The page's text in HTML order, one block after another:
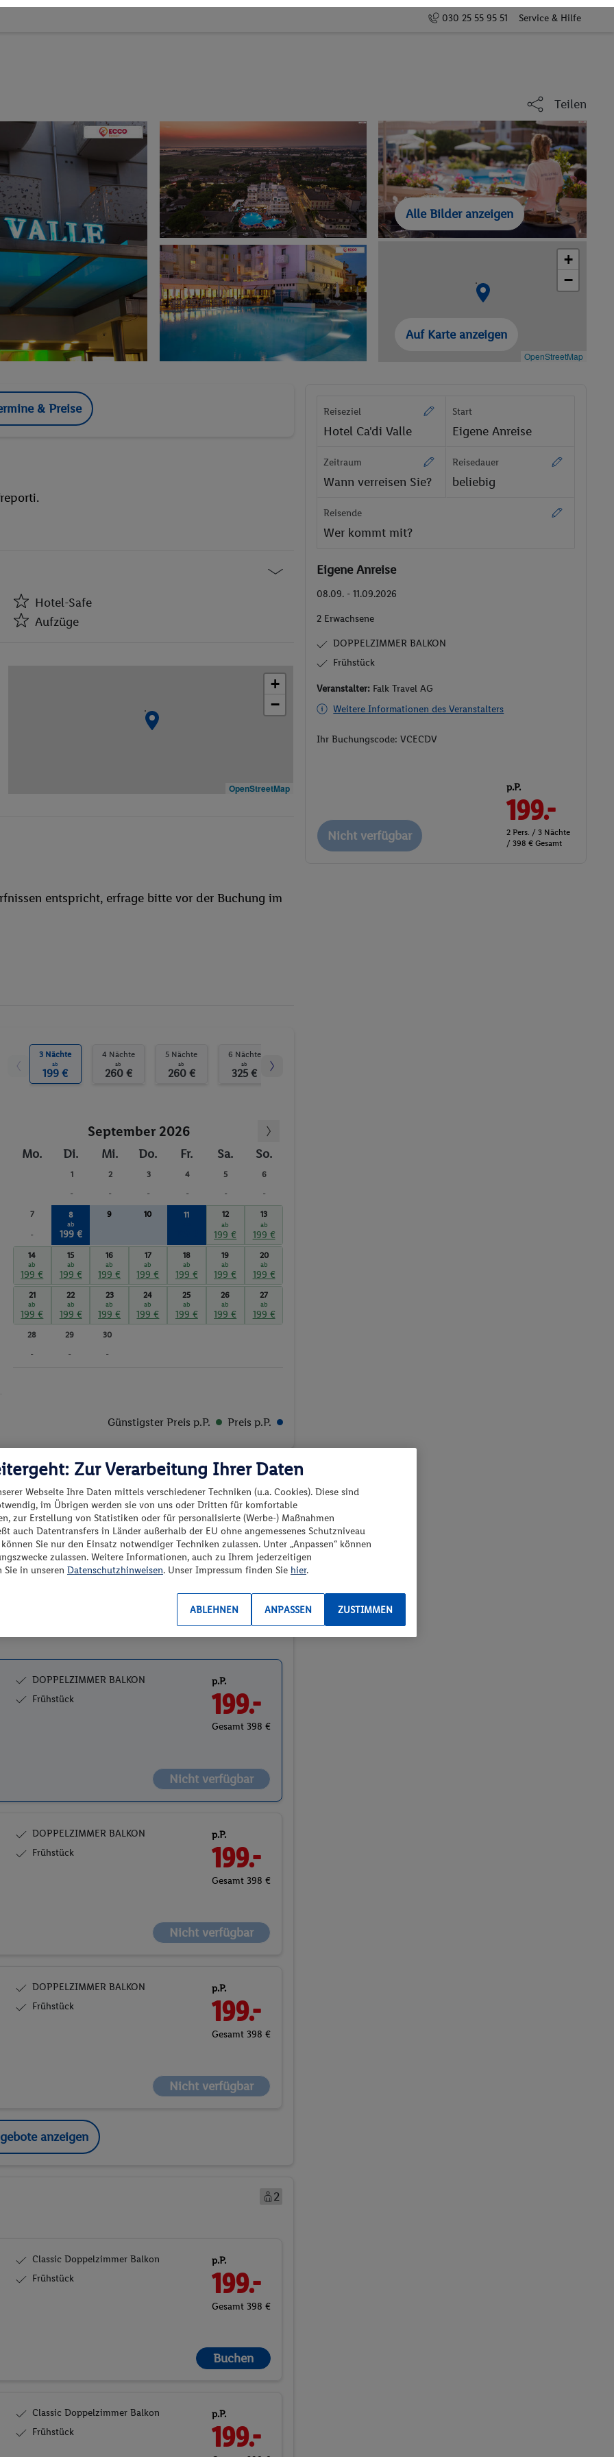
030 25 55 95 51 Service & Hilfe
Teilen
Alle Bilder anzeigen
+
−
OpenStreetMap
Auf Karte anzeigen
& Preise
Hotel-Safe
Aufzüge
Haustiere erlaubt
Anzahl der Pools
Fitnessstudio
Whirlpool
+
−
OpenStreetMap
entspricht, erfrage bitte vor der Buchung im
3 Nächte
ab
199 €
4 Nächte
ab
260 €
5 Nächte
ab
260 €
6 Nächte
ab
325 €
September 2026
Mo. Di. Mi. Do. Fr. Sa. So.
1 2 3 4 5 6
7 8
ab
199 €
9 10 11
ab
12
ab
199 €
13
ab
199 €
14
ab
199 €
15
ab
199 €
16
ab
199 €
17
ab
199 €
18
ab
199 €
19
ab
199 €
20
ab
199 €
21
ab
199 €
22
ab
199 €
23
ab
199 €
24
ab
199 €
25
ab
199 €
26
ab
199 €
27
ab
199 €
28 29 30
Günstigster Preis p.P. Preis p.P.
los?
Preis aufsteigend
2
DOPPELZIMMER BALKON
Frühstück
p.P.
199.-
Gesamt 398 €
Nicht verfügbar
DOPPELZIMMER BALKON
Frühstück
p.P.
199.-
Gesamt 398 €
Nicht verfügbar
DOPPELZIMMER BALKON
Frühstück
p.P.
199.-
Gesamt 398 €
Nicht verfügbar
anzeigen
2
Classic Doppelzimmer Balkon
Frühstück
p.P.
199.-
Gesamt 398 €
Buchen
Classic Doppelzimmer Balkon
Frühstück
p.P.
199.-
Reiseziel
Hotel Ca'di Valle
Start
Eigene Anreise
Zeitraum
Wann verreisen Sie?
Reisedauer
beliebig
Reisende
Wer kommt mit?
Eigene Anreise
08.09. - 11.09.2026
2 Erwachsene
DOPPELZIMMER BALKON
Frühstück
Veranstalter: Falk Travel AG
Weitere Informationen des Veranstalters
Ihr Buchungscode:VCECDV
Nicht verfügbar
p.P.
199.-
2 Pers. / 3 Nächte
/ 398 € Gesamt
Zur Verarbeitung Ihrer Daten
Webseite Ihre Daten mittels verschiedener Techniken (u.a. Cookies). Diese sind
im Übrigen werden sie von uns oder Dritten für komfortable
zur Erstellung von Statistiken oder für personalisierte (Werbe-) Maßnahmen
auch Datentransfers in Länder außerhalb der EU ohne angemessenes Schutzniveau
Sie nur den Einsatz notwendiger Techniken zulassen. Unter „Anpassen“ können
zulassen. Weitere Informationen, auch zu Ihrem jederzeitigen
Sie in unserenDatenschutzhinweisen. Unser Impressum finden Siehier.
ZUSTIMMEN
ANPASSEN
ABLEHNEN